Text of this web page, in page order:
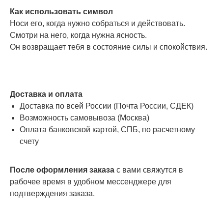
Как использовать символ
Носи его, когда нужно собраться и действовать.
Смотри на него, когда нужна ясность.
Он возвращает тебя в состояние силы и спокойствия.
Доставка и оплата
Доставка по всей России (Почта России, СДЕК)
Возможность самовывоза (Москва)
Оплата банковской картой, СПБ, по расчетному
счету
После оформления заказа с вами свяжутся в
рабочее время в удобном мессенджере для
подтверждения заказа.